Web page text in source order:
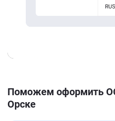
Поможем оформить
Орске